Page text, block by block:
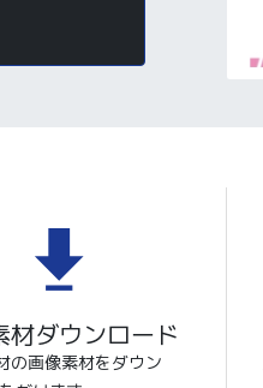
材ダウンロード
の画像素材をダウン